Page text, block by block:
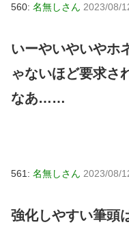
560: 名無しさん 2023/08/
いーやいやいやホ
ゃないほど要求さ
なあ……
561: 名無しさん 2023/08/
強化しやすい筆頭